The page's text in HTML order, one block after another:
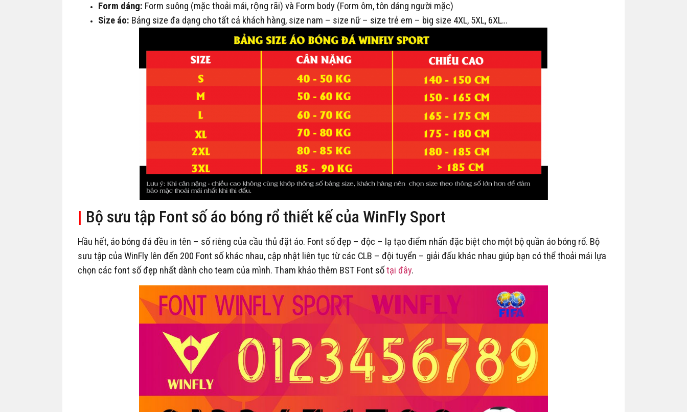
Form dáng: Form suông (mặc thoải mái, rộng rãi) và Form body (Form ôm, tôn dáng người mặc)
Size áo: Bảng size đa dạng cho tất cả khách hàng, size nam – size nữ – size trẻ em – big size 4XL, 5XL, 6XL…
| Bộ sưu tập Font số áo bóng rổ thiết kế của WinFly Sport
Hầu hết, áo bóng đá đều in tên – số riêng của cầu thủ đặt áo. Font số đẹp – độc – lạ tạo điểm nhấn đặc biệt cho một bộ quần áo bóng rổ. Bộ
sưu tập của WinFly lên đến 200 Font số khác nhau, cập nhật liên tục từ các CLB – đội tuyển – giải đấu khác nhau giúp bạn có thể thoải mái lựa
chọn các font số đẹp nhất dành cho team của mình. Tham khảo thêm BST Font sốtại đây.